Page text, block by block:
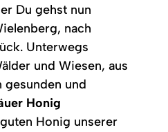
Du gehst nun
nach
Unterwegs
und Wiesen, aus
gesunden und
Honig
Honig unserer